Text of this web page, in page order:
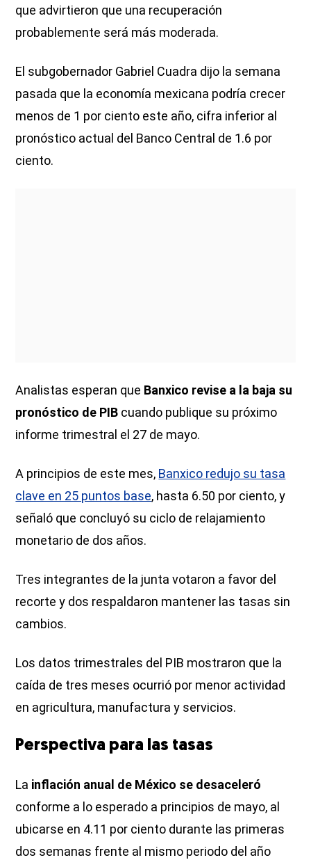
que advirtieron que una recuperación
probablemente será más moderada.
El subgobernador Gabriel Cuadra dijo la semana
pasada que la economía mexicana podría crecer
menos de 1 por ciento este año, cifra inferior al
pronóstico actual del Banco Central de 1.6 por
ciento.
Analistas esperan que Banxico revise a la baja su
pronóstico de PIB cuando publique su próximo
informe trimestral el 27 de mayo.
A principios de este mes, Banxico redujo su tasa
clave en 25 puntos base, hasta 6.50 por ciento, y
señaló que concluyó su ciclo de relajamiento
monetario de dos años.
Tres integrantes de la junta votaron a favor del
recorte y dos respaldaron mantener las tasas sin
cambios.
Los datos trimestrales del PIB mostraron que la
caída de tres meses ocurrió por menor actividad
en agricultura, manufactura y servicios.
Perspectiva para las tasas
La inflación anual de México se desaceleró
conforme a lo esperado a principios de mayo, al
ubicarse en 4.11 por ciento durante las primeras
dos semanas frente al mismo periodo del año